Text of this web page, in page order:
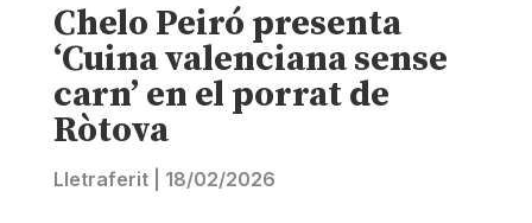
Chelo Peiró presenta
‘Cuina valenciana sense
carn’ en el porrat de
Ròtova
Lletraferit| 18/02/2026